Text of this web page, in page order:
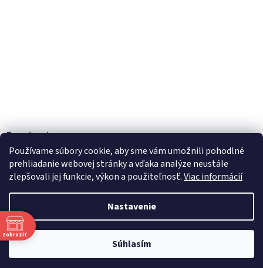
Používame súbory cookie, aby sme vám umožnili pohodlné
prehliadanie webovej stránky a vďaka analýze neustále
zlepšovali jej funkcie, výkon a použiteľnosť.Viac informácií
Nastavenie
Súhlasím
Facebook
Vytvoril Shoptet
Copyright 2026TOBEL s.r.o.. Všetky práva vyhradené.Upraviť
nastavenie cookies
Zobraziť